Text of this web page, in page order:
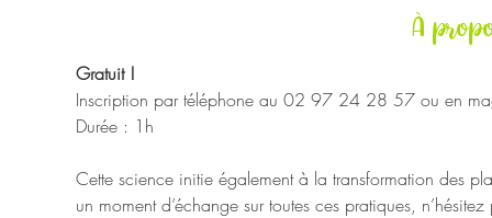
À
Gratuit !
Inscription par téléphone au 02 97 24 28 57 ou en
Durée : 1h
Cette science initie également à la transformation des
un moment d’échange sur toutes ces pratiques,